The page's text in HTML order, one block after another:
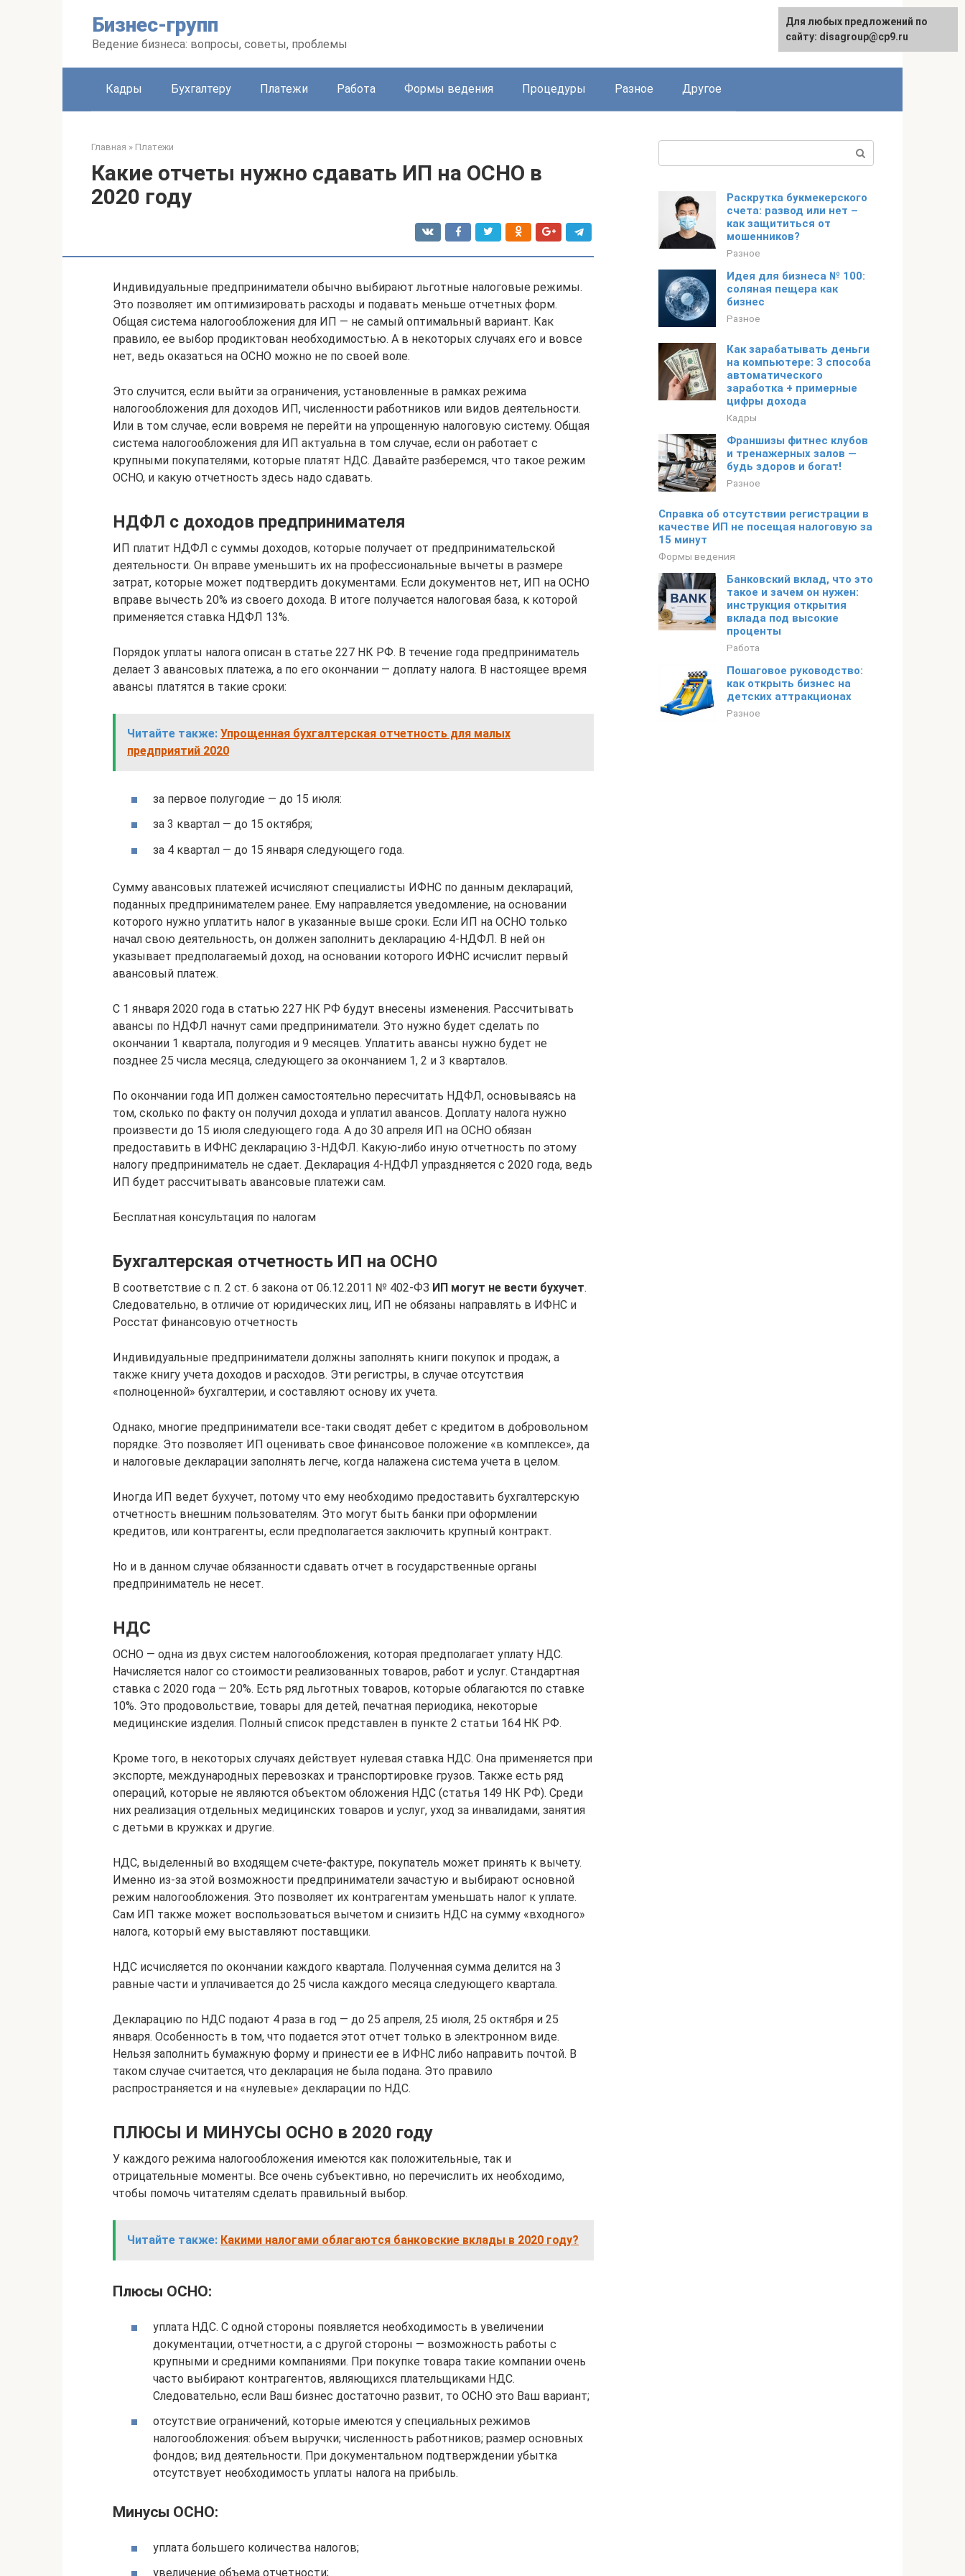
Бизнес-групп
Ведение бизнеса: вопросы, советы, проблемы
Кадры Бухгалтеру Платежи Работа Формы ведения Процедуры Разное Другое
Главная » Платежи
Какие отчеты нужно сдавать ИП на ОСНО в
2020 году
Индивидуальные предприниматели обычно выбирают льготные налоговые режимы.
Это позволяет им оптимизировать расходы и подавать меньше отчетных форм.
Общая система налогообложения для ИП — не самый оптимальный вариант. Как
правило, ее выбор продиктован необходимостью. А в некоторых случаях его и вовсе
нет, ведь оказаться на ОСНО можно не по своей воле.
Это случится, если выйти за ограничения, установленные в рамках режима
налогообложения для доходов ИП, численности работников или видов деятельности.
Или в том случае, если вовремя не перейти на упрощенную налоговую систему. Общая
система налогообложения для ИП актуальна в том случае, если он работает с
крупными покупателями, которые платят НДС. Давайте разберемся, что такое режим
ОСНО, и какую отчетность здесь надо сдавать.
НДФЛ с доходов предпринимателя
ИП платит НДФЛ с суммы доходов, которые получает от предпринимательской
деятельности. Он вправе уменьшить их на профессиональные вычеты в размере
затрат, которые может подтвердить документами. Если документов нет, ИП на ОСНО
вправе вычесть 20% из своего дохода. В итоге получается налоговая база, к которой
применяется ставка НДФЛ 13%.
Порядок уплаты налога описан в статье 227 НК РФ. В течение года предприниматель
делает 3 авансовых платежа, а по его окончании — доплату налога. В настоящее время
авансы платятся в такие сроки:
Читайте также: Упрощенная бухгалтерская отчетность для малых
предприятий 2020
за первое полугодие — до 15 июля:
за 3 квартал — до 15 октября;
за 4 квартал — до 15 января следующего года.
Сумму авансовых платежей исчисляют специалисты ИФНС по данным деклараций,
поданных предпринимателем ранее. Ему направляется уведомление, на основании
которого нужно уплатить налог в указанные выше сроки. Если ИП на ОСНО только
начал свою деятельность, он должен заполнить декларацию 4-НДФЛ. В ней он
указывает предполагаемый доход, на основании которого ИФНС исчислит первый
авансовый платеж.
С 1 января 2020 года в статью 227 НК РФ будут внесены изменения. Рассчитывать
авансы по НДФЛ начнут сами предприниматели. Это нужно будет сделать по
окончании 1 квартала, полугодия и 9 месяцев. Уплатить авансы нужно будет не
позднее 25 числа месяца, следующего за окончанием 1, 2 и 3 кварталов.
По окончании года ИП должен самостоятельно пересчитать НДФЛ, основываясь на
том, сколько по факту он получил дохода и уплатил авансов. Доплату налога нужно
произвести до 15 июля следующего года. А до 30 апреля ИП на ОСНО обязан
предоставить в ИФНС декларацию 3-НДФЛ. Какую-либо иную отчетность по этому
налогу предприниматель не сдает. Декларация 4-НДФЛ упраздняется с 2020 года, ведь
ИП будет рассчитывать авансовые платежи сам.
Бесплатная консультация по налогам
Бухгалтерская отчетность ИП на ОСНО
В соответствие с п. 2 ст. 6 закона от 06.12.2011 № 402-ФЗ ИП могут не вести бухучет.
Следовательно, в отличие от юридических лиц, ИП не обязаны направлять в ИФНС и
Росстат финансовую отчетность
Индивидуальные предприниматели должны заполнять книги покупок и продаж, а
также книгу учета доходов и расходов. Эти регистры, в случае отсутствия
«полноценной» бухгалтерии, и составляют основу их учета.
Однако, многие предприниматели все-таки сводят дебет с кредитом в добровольном
порядке. Это позволяет ИП оценивать свое финансовое положение «в комплексе», да
и налоговые декларации заполнять легче, когда налажена система учета в целом.
Иногда ИП ведет бухучет, потому что ему необходимо предоставить бухгалтерскую
отчетность внешним пользователям. Это могут быть банки при оформлении
кредитов, или контрагенты, если предполагается заключить крупный контракт.
Но и в данном случае обязанности сдавать отчет в государственные органы
предприниматель не несет.
НДС
ОСНО — одна из двух систем налогообложения, которая предполагает уплату НДС.
Начисляется налог со стоимости реализованных товаров, работ и услуг. Стандартная
ставка с 2020 года — 20%. Есть ряд льготных товаров, которые облагаются по ставке
10%. Это продовольствие, товары для детей, печатная периодика, некоторые
медицинские изделия. Полный список представлен в пункте 2 статьи 164 НК РФ.
Кроме того, в некоторых случаях действует нулевая ставка НДС. Она применяется при
экспорте, международных перевозках и транспортировке грузов. Также есть ряд
операций, которые не являются объектом обложения НДС (статья 149 НК РФ). Среди
них реализация отдельных медицинских товаров и услуг, уход за инвалидами, занятия
с детьми в кружках и другие.
НДС, выделенный во входящем счете-фактуре, покупатель может принять к вычету.
Именно из-за этой возможности предприниматели зачастую и выбирают основной
режим налогообложения. Это позволяет их контрагентам уменьшать налог к уплате.
Сам ИП также может воспользоваться вычетом и снизить НДС на сумму «входного»
налога, который ему выставляют поставщики.
НДС исчисляется по окончании каждого квартала. Полученная сумма делится на 3
равные части и уплачивается до 25 числа каждого месяца следующего квартала.
Декларацию по НДС подают 4 раза в год — до 25 апреля, 25 июля, 25 октября и 25
января. Особенность в том, что подается этот отчет только в электронном виде.
Нельзя заполнить бумажную форму и принести ее в ИФНС либо направить почтой. В
таком случае считается, что декларация не была подана. Это правило
распространяется и на «нулевые» декларации по НДС.
ПЛЮСЫ И МИНУСЫ ОСНО в 2020 году
У каждого режима налогообложения имеются как положительные, так и
отрицательные моменты. Все очень субъективно, но перечислить их необходимо,
чтобы помочь читателям сделать правильный выбор.
Читайте также: Какими налогами облагаются банковские вклады в 2020 году?
Плюсы ОСНО:
уплата НДС. С одной стороны появляется необходимость в увеличении
документации, отчетности, а с другой стороны — возможность работы с
крупными и средними компаниями. При покупке товара такие компании очень
часто выбирают контрагентов, являющихся плательщиками НДС.
Следовательно, если Ваш бизнес достаточно развит, то ОСНО это Ваш вариант;
отсутствие ограничений, которые имеются у специальных режимов
налогообложения: объем выручки; численность работников; размер основных
фондов; вид деятельности. При документальном подтверждении убытка
отсутствует необходимость уплаты налога на прибыль.
Минусы ОСНО:
уплата большего количества налогов;
увеличение объема отчетности;
Раскрутка букмекерского
счета: развод или нет –
как защититься от
мошенников?
Разное
Идея для бизнеса № 100:
соляная пещера как
бизнес
Разное
Как зарабатывать деньги
на компьютере: 3 способа
автоматического
заработка + примерные
цифры дохода
Кадры
Франшизы фитнес клубов
и тренажерных залов —
будь здоров и богат!
Разное
Справка об отсутствии регистрации в
качестве ИП не посещая налоговую за
15 минут
Формы ведения
Банковский вклад, что это
такое и зачем он нужен:
инструкция открытия
вклада под высокие
проценты
Работа
Пошаговое руководство:
как открыть бизнес на
детских аттракционах
Разное
Для любых предложений по
сайту: disagroup@cp9.ru